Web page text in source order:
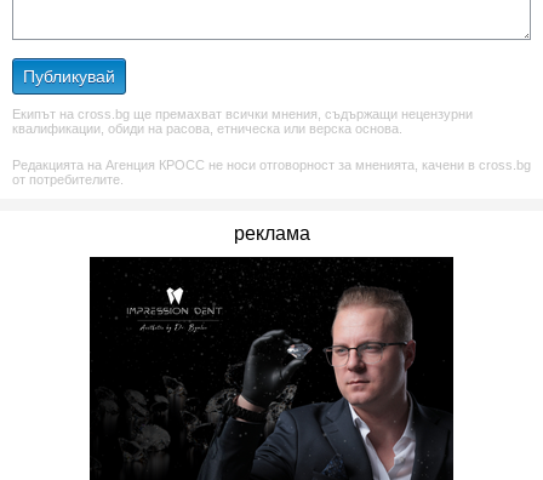
Публикувай
Екипът на cross.bg ще премахват всички мнения, съдържащи нецензурни
квалификации, обиди на расова, етническа или верска основа.
Редакцията на Агенция КРОСС не носи отговорност за мненията, качени в cross.bg
от потребителите.
реклама